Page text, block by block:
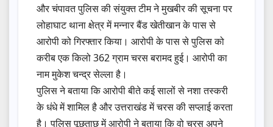
और चंपावत पुलिस की संयुक्त टीम ने मुखबीर की सूचना पर
लोहाघाट थाना क्षेत्र में मन्नार बैंड खेतीखान के पास से
आरोपी को गिरफ्तार किया। आरोपी के पास से पुलिस को
करीब एक किलो 362 ग्राम चरस बरामद हुई। आरोपी का
नाम मुकेश चन्द्र सेल्ला है।
पुलिस ने बताया कि आरोपी बीते कई सालों से नशा तस्करी
के धंधे में शामिल है और उत्तराखंड में चरस की सप्लाई करता
है। पुलिस पूछताछ में आरोपी ने बताया कि वो चरस अपने